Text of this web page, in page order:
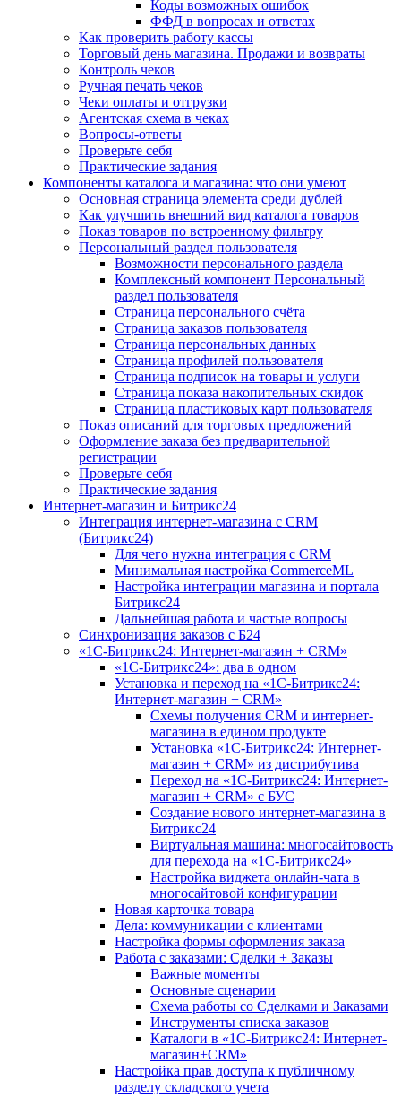
Коды возможных ошибок
ФФД в вопросах и ответах
Как проверить работу кассы
Торговый день магазина. Продажи и возвраты
Контроль чеков
Ручная печать чеков
Чеки оплаты и отгрузки
Агентская схема в чеках
Вопросы-ответы
Проверьте себя
Практические задания
Компоненты каталога и магазина: что они умеют
Основная страница элемента среди дублей
Как улучшить внешний вид каталога товаров
Показ товаров по встроенному фильтру
Персональный раздел пользователя
Возможности персонального раздела
Комплексный компонент Персональный
раздел пользователя
Страница персонального счёта
Страница заказов пользователя
Страница персональных данных
Страница профилей пользователя
Страница подписок на товары и услуги
Страница показа накопительных скидок
Страница пластиковых карт пользователя
Показ описаний для торговых предложений
Оформление заказа без предварительной
регистрации
Проверьте себя
Практические задания
Интернет-магазин и Битрикс24
Интеграция интернет-магазина с CRM
(Битрикс24)
Для чего нужна интеграция с CRM
Минимальная настройка CommerceML
Настройка интеграции магазина и портала
Битрикс24
Дальнейшая работа и частые вопросы
Синхронизация заказов с Б24
«1С-Битрикс24: Интернет-магазин + CRM»
«1С-Битрикс24»: два в одном
Установка и переход на «1С-Битрикс24:
Интернет-магазин + CRM»
Схемы получения CRM и интернет-
магазина в едином продукте
Установка «1С-Битрикс24: Интернет-
магазин + CRM» из дистрибутива
Переход на «1С-Битрикс24: Интернет-
магазин + CRM» с БУС
Создание нового интернет-магазина в
Битрикс24
Виртуальная машина: многосайтовость
для перехода на «1С-Битрикс24»
Настройка виджета онлайн-чата в
многосайтовой конфигурации
Новая карточка товара
Дела: коммуникации с клиентами
Настройка формы оформления заказа
Работа с заказами: Сделки + Заказы
Важные моменты
Основные сценарии
Схема работы со Сделками и Заказами
Инструменты списка заказов
Каталоги в «1С-Битрикс24: Интернет-
магазин+CRM»
Настройка прав доступа к публичному
разделу складского учета